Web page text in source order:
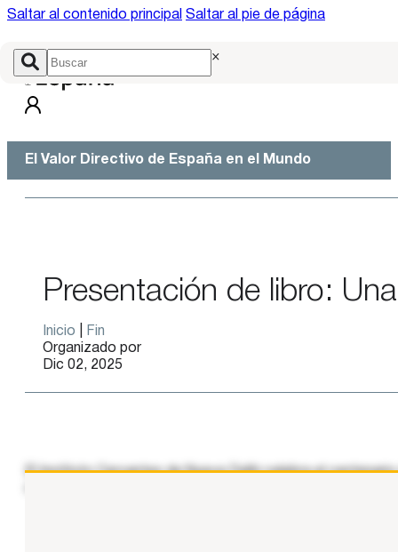
Saltar al contenido principal Saltar al pie de página
×
El Valor Directivo de España en el Mundo
Presentación de libro:
Inicio
Fin
Organizado por
Dic 02, 2025
El Instituto Cervantes de Nueva Delhi celebra el